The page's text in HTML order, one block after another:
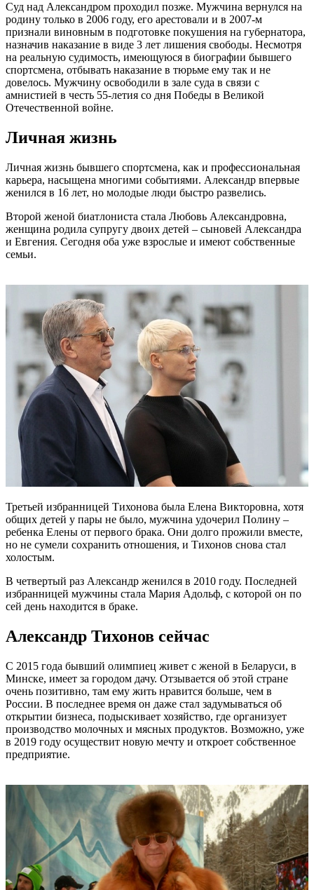
Суд над Александром проходил позже. Мужчина вернулся на
родину только в 2006 году, его арестовали и в 2007-м
признали виновным в подготовке покушения на губернатора,
назначив наказание в виде 3 лет лишения свободы. Несмотря
на реальную судимость, имеющуюся в биографии бывшего
спортсмена, отбывать наказание в тюрьме ему так и не
довелось. Мужчину освободили в зале суда в связи с
амнистией в честь 55-летия со дня Победы в Великой
Отечественной войне.
Личная жизнь
Личная жизнь бывшего спортсмена, как и профессиональная
карьера, насыщена многими событиями. Александр впервые
женился в 16 лет, но молодые люди быстро развелись.
Второй женой биатлониста стала Любовь Александровна,
женщина родила супругу двоих детей – сыновей Александра
и Евгения. Сегодня оба уже взрослые и имеют собственные
семьи.
Третьей избранницей Тихонова была Елена Викторовна, хотя
общих детей у пары не было, мужчина удочерил Полину –
ребенка Елены от первого брака. Они долго прожили вместе,
но не сумели сохранить отношения, и Тихонов снова стал
холостым.
В четвертый раз Александр женился в 2010 году. Последней
избранницей мужчины стала Мария Адольф, с которой он по
сей день находится в браке.
Александр Тихонов сейчас
С 2015 года бывший олимпиец живет с женой в Беларуси, в
Минске, имеет за городом дачу. Отзывается об этой стране
очень позитивно, там ему жить нравится больше, чем в
России. В последнее время он даже стал задумываться об
открытии бизнеса, подыскивает хозяйство, где организует
производство молочных и мясных продуктов. Возможно, уже
в 2019 году осуществит новую мечту и откроет собственное
предприятие.